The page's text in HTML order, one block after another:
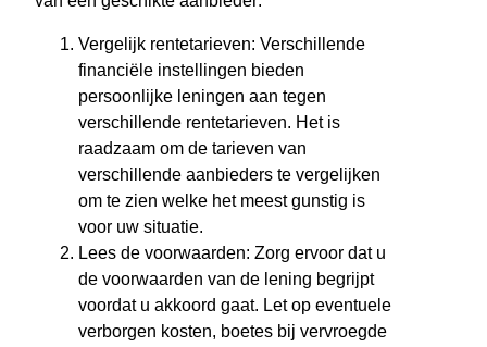
Vergelijk rentetarieven: Verschillende
financiële instellingen bieden
persoonlijke leningen aan tegen
verschillende rentetarieven. Het is
raadzaam om de tarieven van
verschillende aanbieders te vergelijken
om te zien welke het meest gunstig is
voor uw situatie.
Lees de voorwaarden: Zorg ervoor dat u
de voorwaarden van de lening begrijpt
voordat u akkoord gaat. Let op eventuele
verborgen kosten, boetes bij vervroegde